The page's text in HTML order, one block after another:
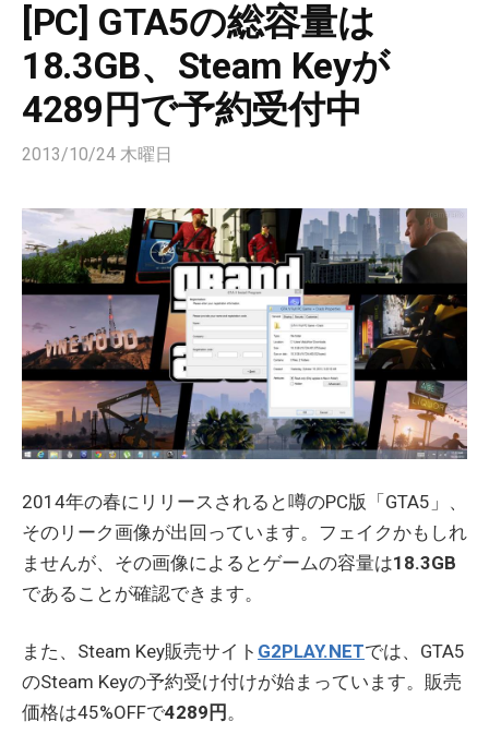
[PC] GTA5の総容量は
18.3GB、Steam Keyが
4289円で予約受付中
2013/10/24 木曜日
2014年の春にリリースされると噂のPC版「GTA5」、
そのリーク画像が出回っています。フェイクかもしれ
ませんが、その画像によるとゲームの容量は18.3GB
であることが確認できます。
また、Steam Key販売サイト G2PLAY.NETでは、GTA5
のSteam Keyの予約受け付けが始まっています。販売
価格は45%OFFで4289円 。